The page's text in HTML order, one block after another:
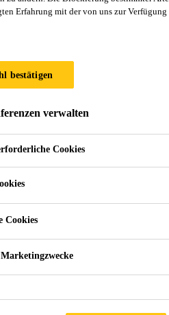
nach EN 934-2 auf
Jahresmittel mit verbesserten
Wasserreduktion
Konsistenzhaltung
Fliessvermögen
Erfahrung mit der von uns zur
bestätigen
verwalten
Cookies
Cookies